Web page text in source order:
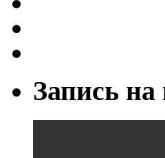
Запись на